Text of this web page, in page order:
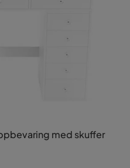
med skuffer